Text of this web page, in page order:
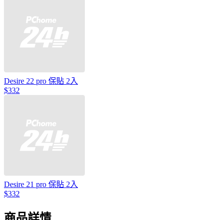
Desire 22 pro 保貼 2入
$332
Desire 21 pro 保貼 2入
$332